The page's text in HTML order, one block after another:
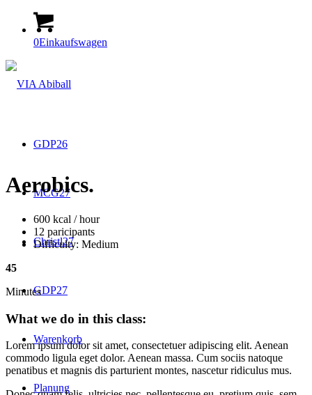
0Einkaufswagen
GDP26
MCG27
Christl27
GDP27
Warenkorb
Planung
Aerobics.
600 kcal / hour
12 paricipants
Difficulty: Medium
45
Minutes
What we do in this class:
Lorem ipsum dolor sit amet, consectetuer adipiscing elit. Aenean
commodo ligula eget dolor. Aenean massa. Cum sociis natoque
penatibus et magnis dis parturient montes, nascetur ridiculus mus.